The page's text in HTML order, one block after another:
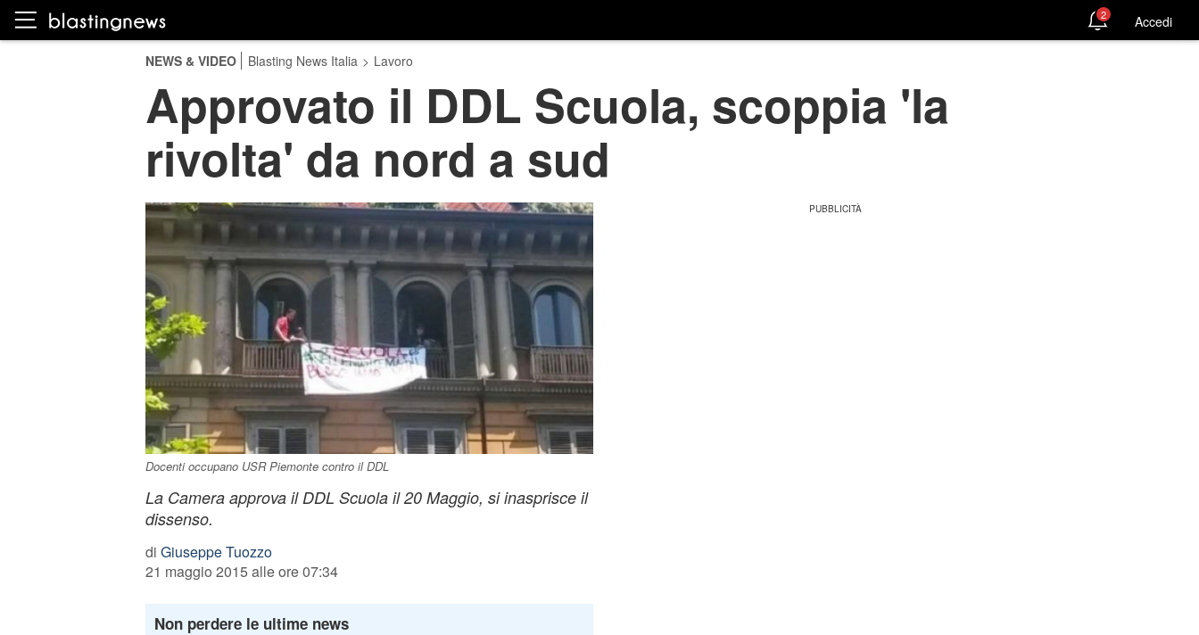
2 Accedi
NEWS & VIDEO Blasting News Italia > Lavoro
Approvato il DDL Scuola, scoppia 'la
rivolta' da nord a sud
Docenti occupano USR Piemonte contro il DDL
La Camera approva il DDL Scuola il 20 Maggio, si inasprisce il
dissenso.
di Giuseppe Tuozzo
21 maggio 2015 alle ore 07:34
Non perdere le ultime news